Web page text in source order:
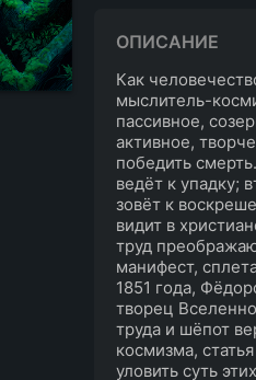
ОПИСАНИЕ
Как
мыслитель-
пассивное,
активное,
победить
ведёт к упадку;
зовёт к
видит в
труд
манифест,
1851 года,
творец
труда и шёпот
космизма,
уловить суть